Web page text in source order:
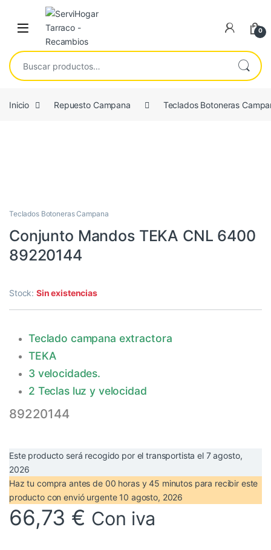
Saltar a navegación
saltar al contenido
Open 0
Buscar por:
Inicio Repuesto Campana Teclados Botoneras
Teclados Botoneras Campana
Conjunto Mandos TEKA CNL 6400
89220144
Stock:Sin existencias
Teclado campana extractora
TEKA
3 velocidades.
2 Teclas luz y velocidad
89220144
Este producto será recogido por el transportista el 7 agosto,
2026
Haz tu compra antes de 00 horas y 45 minutospara recibir este
producto con envió urgente 10 agosto, 2026
66,73 € Con iva